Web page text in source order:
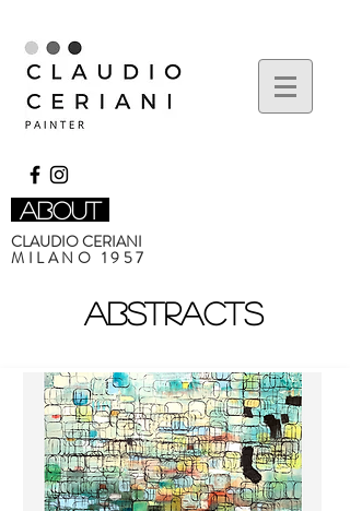
about
CLAUDIO CERIANI
MILANO 1957
abstracts